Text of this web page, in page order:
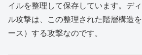
イルを整理して保存しています。デ
ル攻撃は、この整理された階層構造
ース）する攻撃なのです。